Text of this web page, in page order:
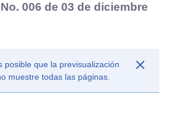
006 de 03 de diciembre
posible que la previsualización
muestre todas las páginas.